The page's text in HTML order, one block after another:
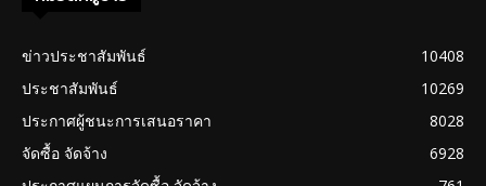
ข่าวประชาสัมพันธ์
10408
ประชาสัมพันธ์
10269
ประกาศผู้ชนะการเสนอราคา
8028
จัดซื้อ จัดจ้าง
6928